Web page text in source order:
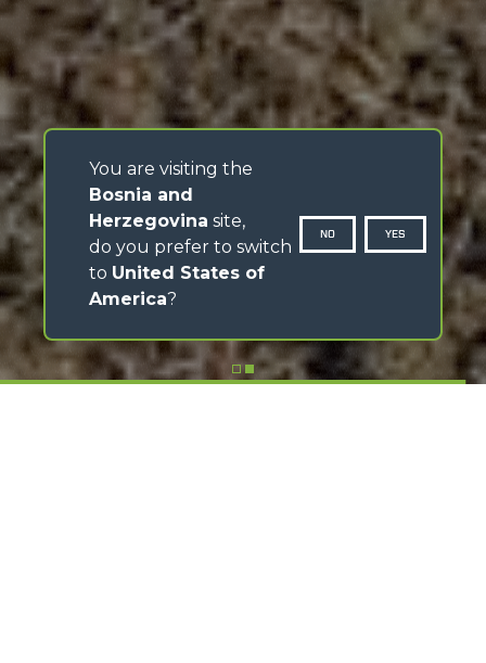
You are visiting the
Bosnia and
Herzegovina site,
do you prefer to switch
to United States of
America?
NO YES